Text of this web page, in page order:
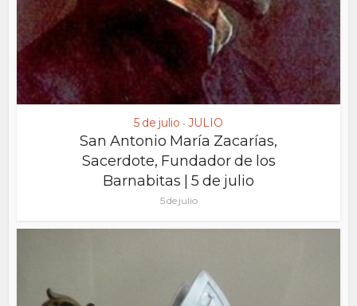
5 de julio • JULIO
San Antonio María Zacarías,
Sacerdote, Fundador de los
Barnabitas | 5 de julio
5 de julio